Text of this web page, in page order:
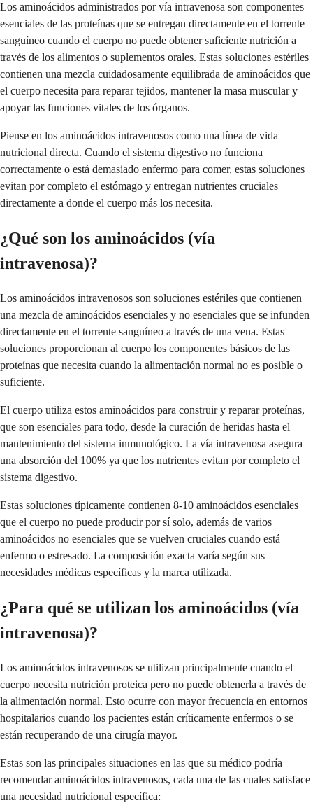
Los aminoácidos administrados por vía intravenosa son componentes
esenciales de las proteínas que se entregan directamente en el torrente
sanguíneo cuando el cuerpo no puede obtener suficiente nutrición a
través de los alimentos o suplementos orales. Estas soluciones estériles
contienen una mezcla cuidadosamente equilibrada de aminoácidos que
el cuerpo necesita para reparar tejidos, mantener la masa muscular y
apoyar las funciones vitales de los órganos.
Piense en los aminoácidos intravenosos como una línea de vida
nutricional directa. Cuando el sistema digestivo no funciona
correctamente o está demasiado enfermo para comer, estas soluciones
evitan por completo el estómago y entregan nutrientes cruciales
directamente a donde el cuerpo más los necesita.
¿Qué son los aminoácidos (vía
intravenosa)?
Los aminoácidos intravenosos son soluciones estériles que contienen
una mezcla de aminoácidos esenciales y no esenciales que se infunden
directamente en el torrente sanguíneo a través de una vena. Estas
soluciones proporcionan al cuerpo los componentes básicos de las
proteínas que necesita cuando la alimentación normal no es posible o
suficiente.
El cuerpo utiliza estos aminoácidos para construir y reparar proteínas,
que son esenciales para todo, desde la curación de heridas hasta el
mantenimiento del sistema inmunológico. La vía intravenosa asegura
una absorción del 100% ya que los nutrientes evitan por completo el
sistema digestivo.
Estas soluciones típicamente contienen 8-10 aminoácidos esenciales
que el cuerpo no puede producir por sí solo, además de varios
aminoácidos no esenciales que se vuelven cruciales cuando está
enfermo o estresado. La composición exacta varía según sus
necesidades médicas específicas y la marca utilizada.
¿Para qué se utilizan los aminoácidos (vía
intravenosa)?
Los aminoácidos intravenosos se utilizan principalmente cuando el
cuerpo necesita nutrición proteica pero no puede obtenerla a través de
la alimentación normal. Esto ocurre con mayor frecuencia en entornos
hospitalarios cuando los pacientes están críticamente enfermos o se
están recuperando de una cirugía mayor.
Estas son las principales situaciones en las que su médico podría
recomendar aminoácidos intravenosos, cada una de las cuales satisface
una necesidad nutricional específica: